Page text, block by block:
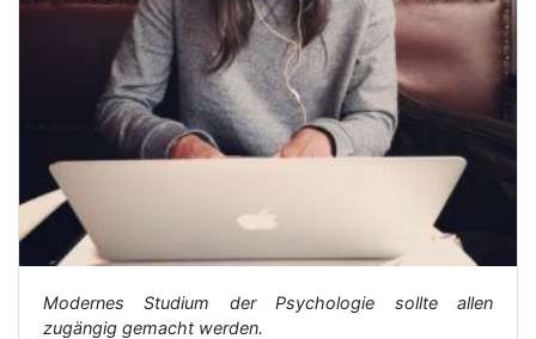
Modernes Studium der Psychologie sollte allen
zugängig gemacht werden.